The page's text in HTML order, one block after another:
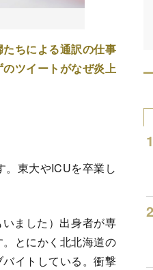
ちによる通訳の仕事
ツイートがなぜ炎上
。東大やICUを卒業し
ました）出身者が専
とにかく北北海道の
イトしている。衝撃